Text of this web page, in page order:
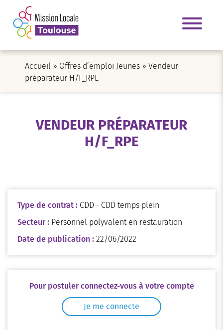
Accueil » Offres d’emploi Jeunes » Vendeur
préparateur H/F_RPE
VENDEUR PRÉPARATEUR
H/F_RPE
Type de contrat : CDD - CDD temps plein
Secteur : Personnel polyvalent en restauration
Date de publication : 22/06/2022
Pour postuler connectez-vous à votre compte
Je me connecte